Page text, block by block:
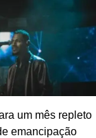
um mês repleto
emancipação